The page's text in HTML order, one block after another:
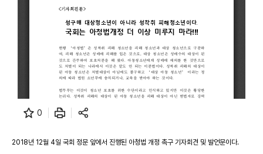
0
2018년 12월 4일 국회 정문 앞에서 진행된 아청법 개정 촉구 기자회견 및 발언문이다.